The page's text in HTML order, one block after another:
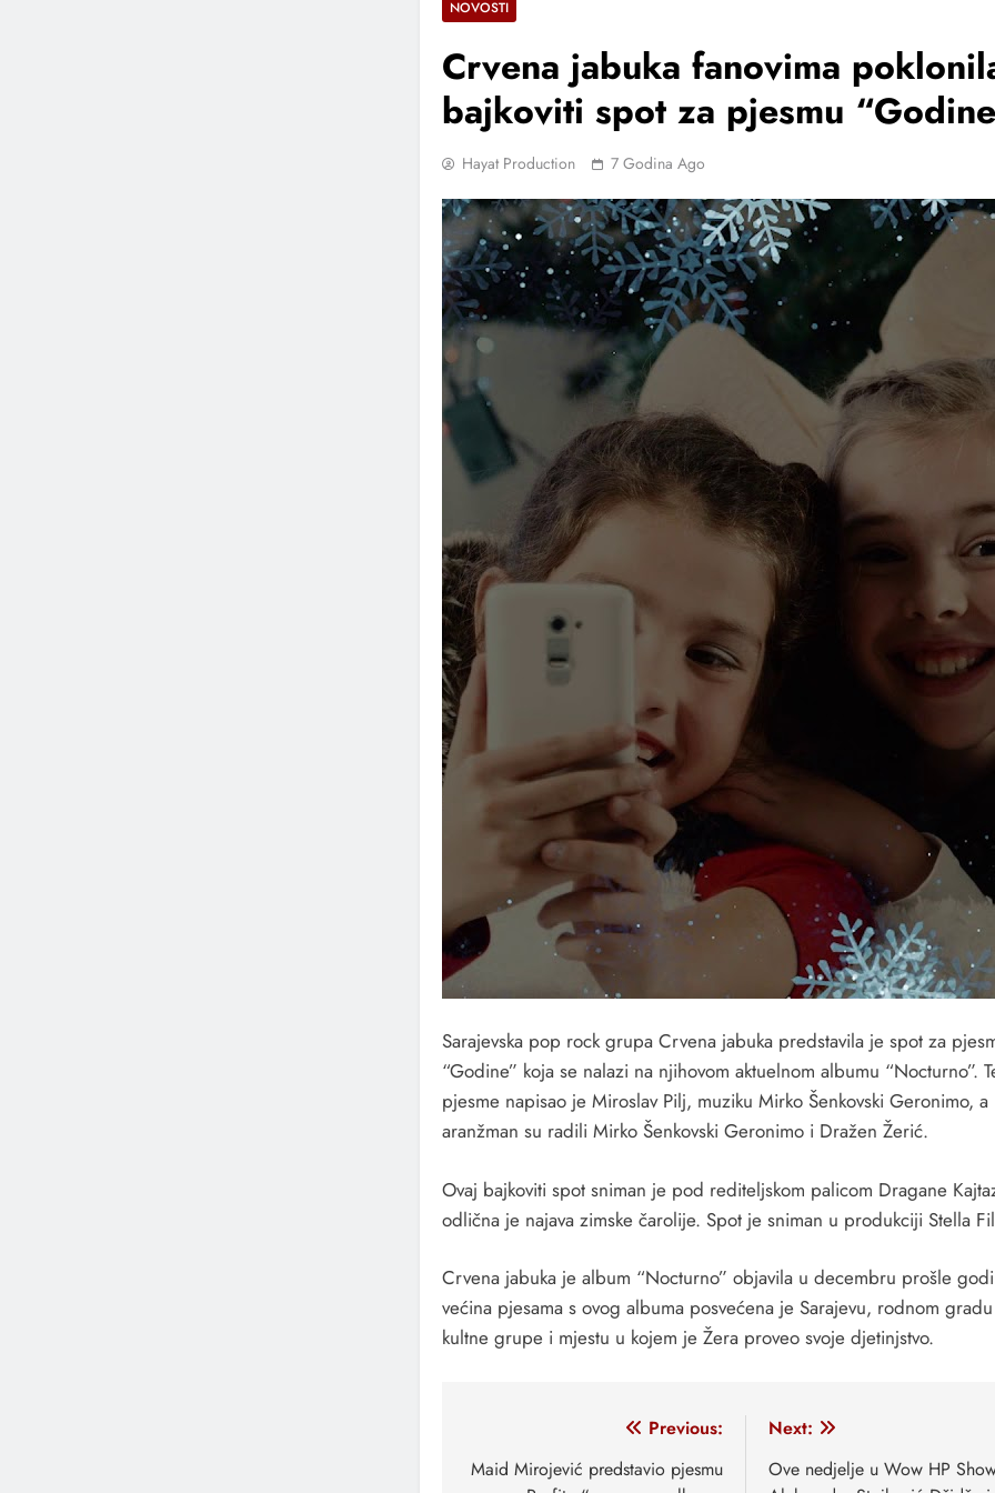
NOVOSTI
Crvena jabuka fanovima
bajkoviti spot za pjesmu
Hayat Production 7 Godina Ago
Sarajevska pop rock grupa Crvena jabuka predstavila je spot za
“Godine” koja se nalazi na njihovom aktuelnom albumu “Nocturno”.
pjesme napisao je Miroslav Pilj, muziku Mirko Šenkovski Geronimo, a
aranžman su radili Mirko Šenkovski Geronimo i Dražen Žerić.
Ovaj bajkoviti spot sniman je pod rediteljskom palicom Dragane
odlična je najava zimske čarolije. Spot je sniman u produkciji Stella
Crvena jabuka je album “Nocturno” objavila u decembru prošle
većina pjesama s ovog albuma posvećena je Sarajevu, rodnom
kultne grupe i mjestu u kojem je Žera proveo svoje djetinjstvo.
članaka
Previous:
Maid Mirojević predstavio pjesmu
Next:
Ove nedjelje u Wow HP